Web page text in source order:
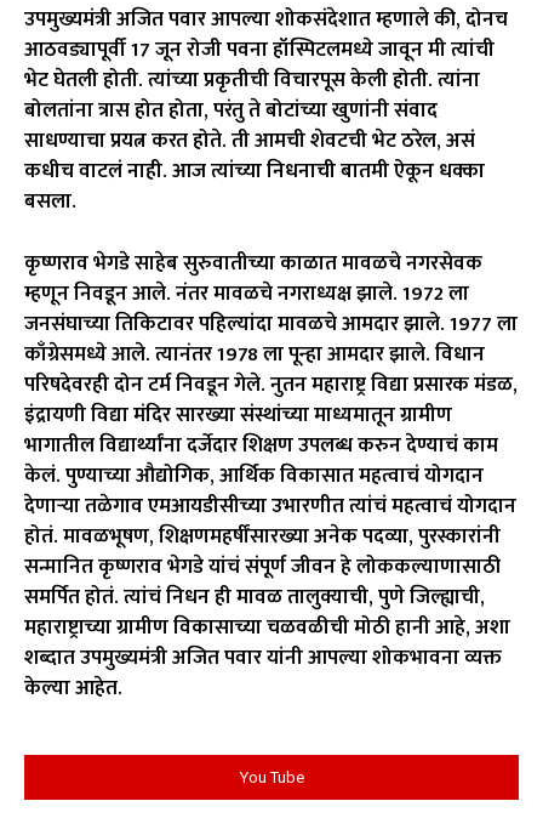
उपमुख्यमंत्री अजित पवार आपल्या शोकसंदेशात म्हणाले की, दोनच
आठवड्यापूर्वी 17 जून रोजी पवना हॉस्पिटलमध्ये जावून मी त्यांची
भेट घेतली होती. त्यांच्या प्रकृतीची विचारपूस केली होती. त्यांना
बोलतांना त्रास होत होता, परंतु ते बोटांच्या खुणांनी संवाद
साधण्याचा प्रयत्न करत होते. ती आमची शेवटची भेट ठरेल, असं
कधीच वाटलं नाही. आज त्यांच्या निधनाची बातमी ऐकून धक्का
बसला.
कृष्णराव भेगडे साहेब सुरुवातीच्या काळात मावळचे नगरसेवक
म्हणून निवडून आले. नंतर मावळचे नगराध्यक्ष झाले. 1972 ला
जनसंघाच्या तिकिटावर पहिल्यांदा मावळचे आमदार झाले. 1977 ला
काँग्रेसमध्ये आले. त्यानंतर 1978 ला पून्हा आमदार झाले. विधान
परिषदेवरही दोन टर्म निवडून गेले. नुतन महाराष्ट्र विद्या प्रसारक मंडळ,
इंद्रायणी विद्या मंदिर सारख्या संस्थांच्या माध्यमातून ग्रामीण
भागातील विद्यार्थ्यांना दर्जेदार शिक्षण उपलब्ध करुन देण्याचं काम
केलं. पुण्याच्या औद्योगिक, आर्थिक विकासात महत्वाचं योगदान
देणाऱ्या तळेगाव एमआयडीसीच्या उभारणीत त्यांचं महत्वाचं योगदान
होतं. मावळभूषण, शिक्षणमहर्षींसारख्या अनेक पदव्या, पुरस्कारांनी
सन्मानित कृष्णराव भेगडे यांचं संपूर्ण जीवन हे लोककल्याणासाठी
समर्पित होतं. त्यांचं निधन ही मावळ तालुक्याची, पुणे जिल्ह्याची,
महाराष्ट्राच्या ग्रामीण विकासाच्या चळवळीची मोठी हानी आहे, अशा
शब्दात उपमुख्यमंत्री अजित पवार यांनी आपल्या शोकभावना व्यक्त
केल्या आहेत.
You Tube